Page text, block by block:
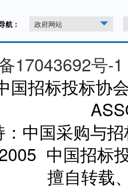
航： 政府网站
17043692号-1
国招标投标协
：中国采购与
中国招标
擅自转载